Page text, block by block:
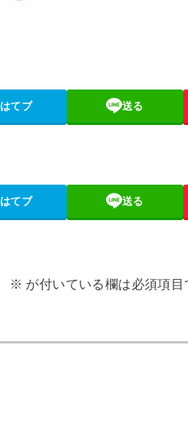
はてブ 送る
はてブ 送る
※ が付いている欄は必須項目